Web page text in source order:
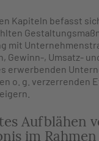
Kapiteln befasst
mit
Gewinn-, Umsatz-
erwerbenden
o. g. verzerrenden
Aufblähen
im